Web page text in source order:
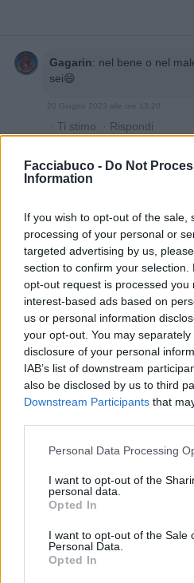
Facciabuco - Do Not
Information
If you wish to opt-out of the sale,
processing of your personal or
targeted advertising by us,
section to confirm your
opt-out request is processed you
interest-based ads based on
us or personal information
your opt-out. You may
disclosure of your personal
IAB’s list of downstream
also be disclosed by us to third
Downstream Participants that
Personal Data Processing
I want to opt-out of the
personal data.
Opted In
I want to opt-out of the Sale
Personal Data.
Opted In
Gagarin: nel bene o nel
sei😄
20 Giugno 2023 alle ore 13:20
· Ti stimo · Rispondi
Taty77:Buon pranzo
ZED76 Azzurra 🤗 io la
20 Giugno 2023 alle ore 13:21
·Ti stimo·Rispondi
Azzurra8 :Gagarin Chi ti
20 Giugno 2023 alle ore 13:22
·Ti stimo·Rispondi
Azzurra8 :Taty77 Buon
·Ti stimo ·Rispondi
Azzurra8:ZED76 😁😁
·Ti stimo·Rispondi